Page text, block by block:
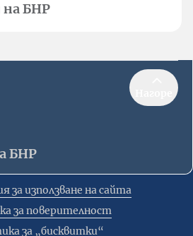
на БНР
БНР
за използване на сайта
за поверителност
за „бисквитки“